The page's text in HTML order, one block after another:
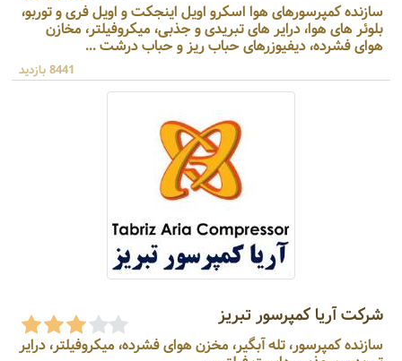
سازنده کمپرسورهای هوا اسکرو اویل اینجکت و اویل فری و توربو،
بلوئر های هوا، درایر های تبریدی و جذبی، میکروفیلتر، مخازن
هوای فشرده، دیفیوزرهای حباب ریز و حباب درشت ...
8441 بازدید
شرکت آریا کمپرسور تبریز
سازنده کمپرسور، تله آبگیر، مخزن هوای فشرده، میکروفیلتر، درایر